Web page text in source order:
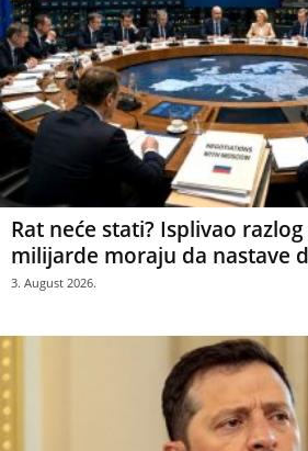
Rat neće stati? Isplivao
milijarde moraju da nastave
3. August 2026.